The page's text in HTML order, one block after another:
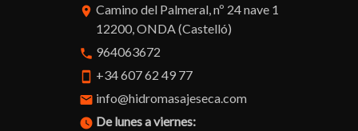
room Camino del Palmeral, nº 24 nave 1
12200, ONDA (Castelló)
phone 964063672
smartphone +34 607 62 49 77
email info@hidromasajeseca.com
watch_later De lunes a viernes: